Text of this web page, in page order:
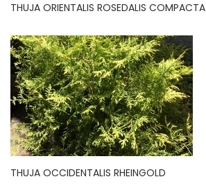
THUJA ORIENTALIS ROSEDALIS COMPACTA
THUJA OCCIDENTALIS RHEINGOLD